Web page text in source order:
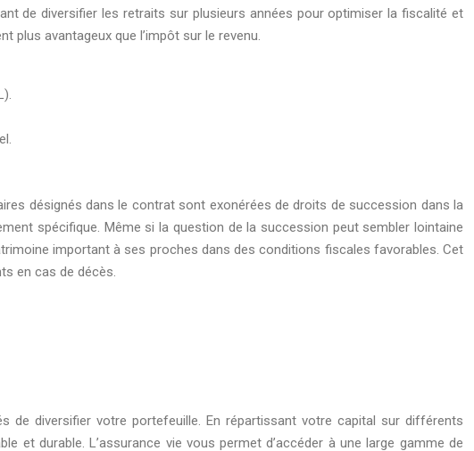
de diversifier les retraits sur plusieurs années pour optimiser la fiscalité et
plus avantageux que l’impôt sur le revenu.
désignés dans le contrat sont exonérées de droits de succession dans la
spécifique. Même si la question de la succession peut sembler lointaine
important à ses proches dans des conditions fiscales favorables. Cet
en cas de décès.
de diversifier votre portefeuille. En répartissant votre capital sur différents
et durable. L’assurance vie vous permet d’accéder à une large gamme de